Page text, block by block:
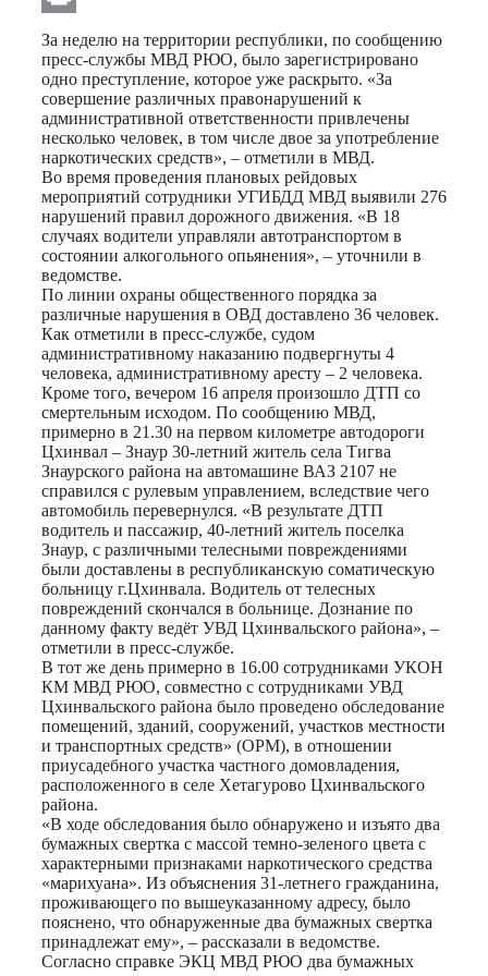
Print
За неделю на территории республики, по сообщению
пресс-службы МВД РЮО, было зарегистрировано
одно преступление, которое уже раскрыто. «За
совершение различных правонарушений к
административной ответственности привлечены
несколько человек, в том числе двое за употребление
наркотических средств», – отметили в МВД.
Во время проведения плановых рейдовых
мероприятий сотрудники УГИБДД МВД выявили 276
нарушений правил дорожного движения. «В 18
случаях водители управляли автотранспортом в
состоянии алкогольного опьянения», – уточнили в
ведомстве.
По линии охраны общественного порядка за
различные нарушения в ОВД доставлено 36 человек.
Как отметили в пресс-службе, судом
административному наказанию подвергнуты 4
человека, административному аресту – 2 человека.
Кроме того, вечером 16 апреля произошло ДТП со
смертельным исходом. По сообщению МВД,
примерно в 21.30 на первом километре автодороги
Цхинвал – Знаур 30-летний житель села Тигва
Знаурского района на автомашине ВАЗ 2107 не
справился с рулевым управлением, вследствие чего
автомобиль перевернулся. «В результате ДТП
водитель и пассажир, 40-летний житель поселка
Знаур, с различными телесными повреждениями
были доставлены в республиканскую соматическую
больницу г.Цхинвала. Водитель от телесных
повреждений скончался в больнице. Дознание по
данному факту ведёт УВД Цхинвальского района», –
отметили в пресс-службе.
В тот же день примерно в 16.00 сотрудниками УКОН
КМ МВД РЮО, совместно с сотрудниками УВД
Цхинвальского района было проведено обследование
помещений, зданий, сооружений, участков местности
и транспортных средств» (ОРМ), в отношении
приусадебного участка частного домовладения,
расположенного в селе Хетагурово Цхинвальского
района.
«В ходе обследования было обнаружено и изъято два
бумажных свертка с массой темно-зеленого цвета с
характерными признаками наркотического средства
«марихуана». Из объяснения 31-летнего гражданина,
проживающего по вышеуказанному адресу, было
пояснено, что обнаруженные два бумажных свертка
принадлежат ему», – рассказали в ведомстве.
Согласно справке ЭКЦ МВД РЮО два бумажных